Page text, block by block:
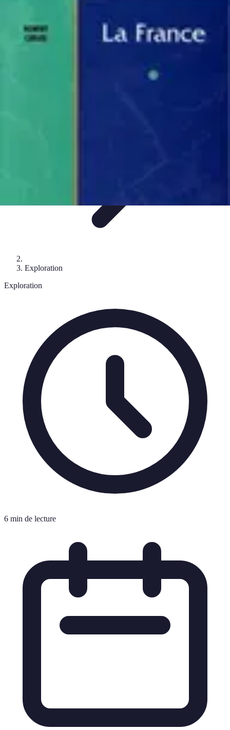
Géographique
Géographie PhysiqueÎles et régions
Exploration
Exploration
6 min de lecture